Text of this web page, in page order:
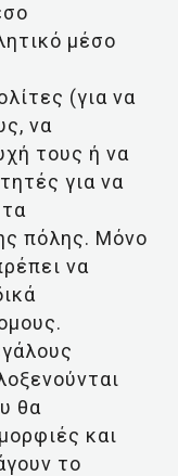
μέσο
(για να
να
τους ή να
για να
πόλης. Μόνο
να
θα
και
το